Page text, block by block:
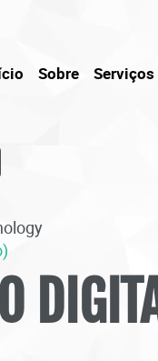
Sobre Serviços